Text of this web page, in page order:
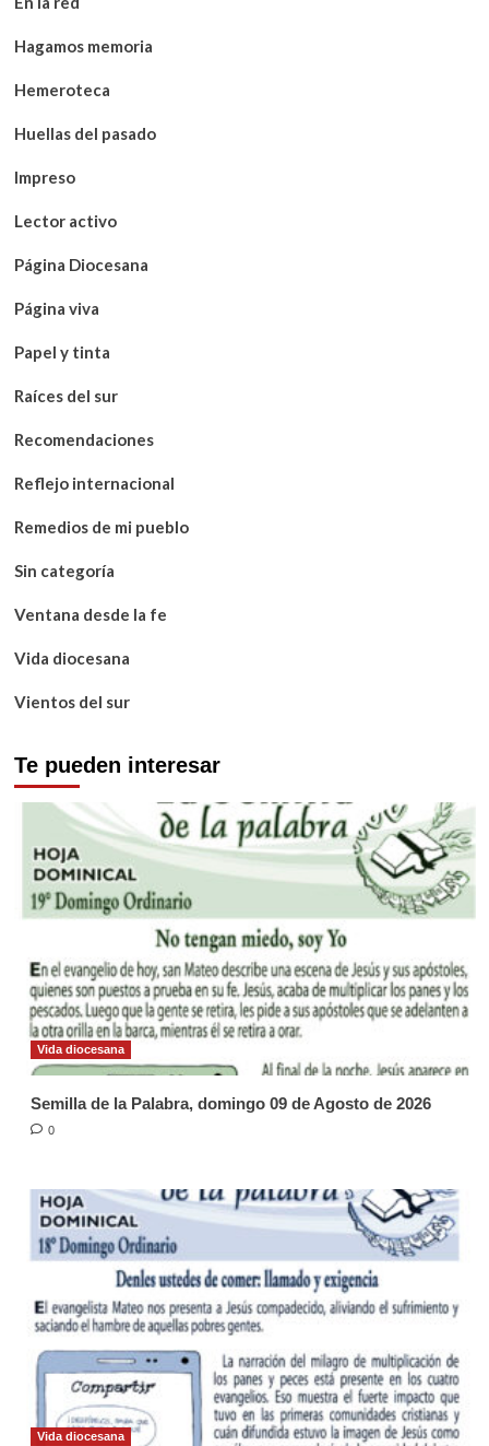
Hagamos memoria
Hemeroteca
Huellas del pasado
Impreso
Lector activo
Página Diocesana
Página viva
Papel y tinta
Raíces del sur
Recomendaciones
Reflejo internacional
Remedios de mi pueblo
Sin categoría
Ventana desde la fe
Vida diocesana
Vientos del sur
Te pueden interesar
Vida diocesana
Semilla de la Palabra, domingo 09 de Agosto de 2026
0
Vida diocesana